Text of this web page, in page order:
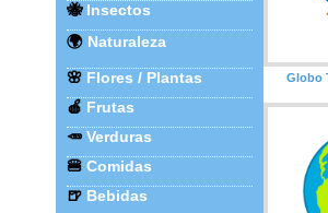
🐝 Insectos
🌍 Naturaleza
🌸 Flores / Plantas
🍎 Frutas
🥕 Verduras
🍔 Comidas
🍺 Bebidas
Globo